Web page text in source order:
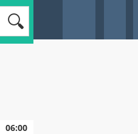
06:00